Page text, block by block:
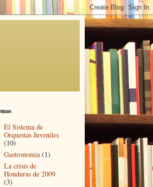
El Sistema de
Orquestas Juveniles
(10)
Gastronomia (1)
La crisis de
Honduras de 2009
(3)